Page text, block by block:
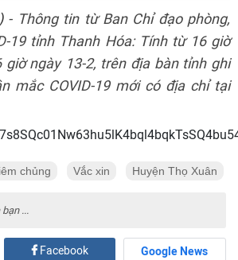
- Thông tin từ Ban Chỉ đạo phòng,
19 tỉnh Thanh Hóa: Tính từ 16 giờ
giờ ngày 13-2, trên địa bàn tỉnh ghi
mắc COVID-19 mới có địa chỉ tại
chủng Vắc xin Huyện Thọ Xuân
...
Facebook Google News